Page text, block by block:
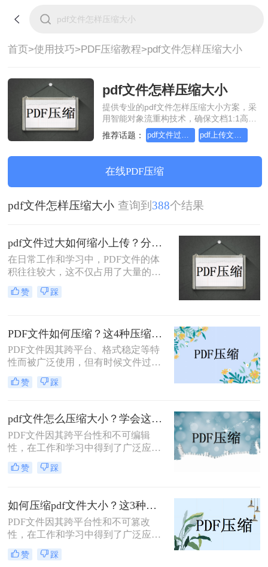
首页>使用技巧>PDF压缩教程>pdf文件怎样压缩大小
pdf文件怎样压缩大小
提供专业的pdf文件怎样压缩大小方案，采
用智能对象流重构技术，确保文档1:1高保
真还原且排版不乱码。支持一键批量处
理，全链路 SSL 加密保障隐私安全。助您
装，高效办公。
推荐话题： pdf文件过大如何缩小上传 pdf上传文件过大怎么缩小
在线PDF压缩
pdf文件怎样压缩大小 查询到 388个结果
pdf文件过大如何缩小上传？分享2个压缩方法！
在日常工作和学习中，PDF文件的体
积往往较大，这不仅占用了大量的存
储空间，还影响了文件的传输速度。
特别是在需要上传文件到某些平台
法，帮助您轻松减小文件体积，提高
上传效率。
赞 踩
PDF文件如何压缩？这4种压缩小妙招了解下！
PDF文件因其跨平台、格式稳定等特
性而被广泛使用，但有时候文件过
大，会给存储、传输和分享带来不
便。那么PDF文件如何压缩呢？本文
助您轻松解决PDF文件过大的问题。
赞 踩
pdf文件怎么压缩大小？学会这2个方法就够了！
PDF文件因其跨平台性和不可编辑
性，在工作和学习中得到了广泛应
用。然而，有时PDF文件过大，会给
传输和存储带来不便。那么pdf文件怎
PDF文件大小的方法，帮助用户轻松
减小PDF文件的大小。
赞 踩
如何压缩pdf文件大小？这3种压缩方法一定要学会!！
PDF文件因其跨平台性和不可篡改
性，在工作和学习中得到了广泛应
用。然而，有时PDF文件过大，会给
传输和存储带来不便。那么如何压缩
赞 踩